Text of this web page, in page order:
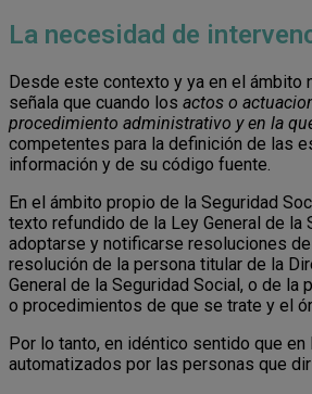
La necesidad de
Desde este contexto y ya en el ámbito
señala que cuando los actos o
procedimiento administrativo y en la
competentes para la definición de las
información y de su código fuente.
En el ámbito propio de la Seguridad
texto refundido de la Ley General de la
adoptarse y notificarse resoluciones
resolución de la persona titular de la
General de la Seguridad Social, o de
o procedimientos de que se trate y el
Por lo tanto, en idéntico sentido que
automatizados por las personas que